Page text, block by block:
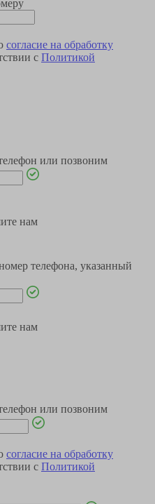
согласие на обработку
с Политикой
или позвоним
нам
телефона, указанный
нам
или позвоним
согласие на обработку
с Политикой